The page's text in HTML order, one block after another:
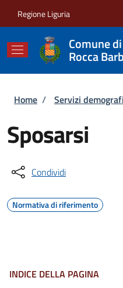
Regione Liguria
Comune
Rocca
Briciole di
Home / Servizi
Sposarsi
Condividi
Normativa di riferimento
INDICE DELLA PAGINA